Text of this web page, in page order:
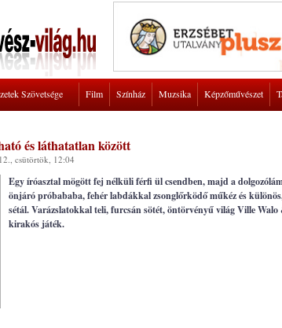
Szövetsége Film Színház Muzsika Képzőművészet
és láthatatlan között
csütörtök, 12:04
Egy íróasztal mögött fej nélküli férfi ül csendben, majd a
önjáró próbababa, fehér labdákkal zsonglőrködő műkéz és
sétál. Varázslatokkal teli, furcsán sötét, öntörvényű világ Ville
kirakós játék.